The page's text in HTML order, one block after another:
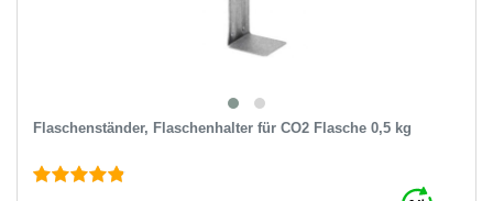
Flaschenständer, Flaschenhalter für CO2 Flasche 0,5 kg